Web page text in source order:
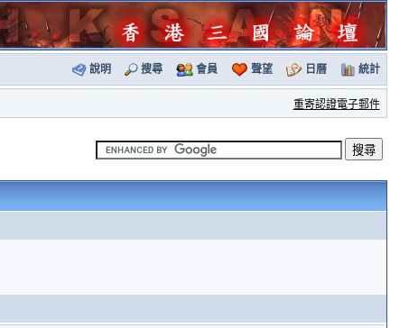
說明 搜尋 會員 聲望 日曆 統計
重寄認證電子郵件